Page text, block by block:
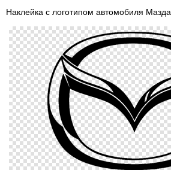
Наклейка с логотипом автомобиля Мазда.